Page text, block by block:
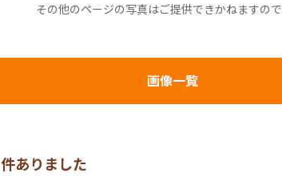
その他のページの写真はご提供できかねますの
画像一覧
件ありました